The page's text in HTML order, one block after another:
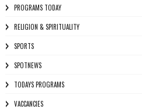
PROGRAMS TODAY
RELIGION & SPIRITUALITY
SPORTS
SPOTNEWS
TODAYS PROGRAMS
VACCANCIES